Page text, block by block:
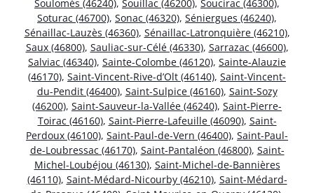
Soulomès (46240), Souillac (46200), Soucirac (46300),
Soturac (46700), Sonac (46320), Séniergues (46240),
Sénaillac-Lauzès (46360), Sénaillac-Latronquière (46210),
Saux (46800), Sauliac-sur-Célé (46330), Sarrazac (46600),
Salviac (46340), Sainte-Colombe (46120), Sainte-Alauzie
(46170), Saint-Vincent-Rive-d’Olt (46140), Saint-Vincent-
du-Pendit (46400), Saint-Sulpice (46160), Saint-Sozy
(46200), Saint-Sauveur-la-Vallée (46240), Saint-Pierre-
Toirac (46160), Saint-Pierre-Lafeuille (46090), Saint-
Perdoux (46100), Saint-Paul-de-Vern (46400), Saint-Paul-
de-Loubressac (46170), Saint-Pantaléon (46800), Saint-
Michel-Loubéjou (46130), Saint-Michel-de-Bannières
(46110), Saint-Médard-Nicourby (46210), Saint-Médard-